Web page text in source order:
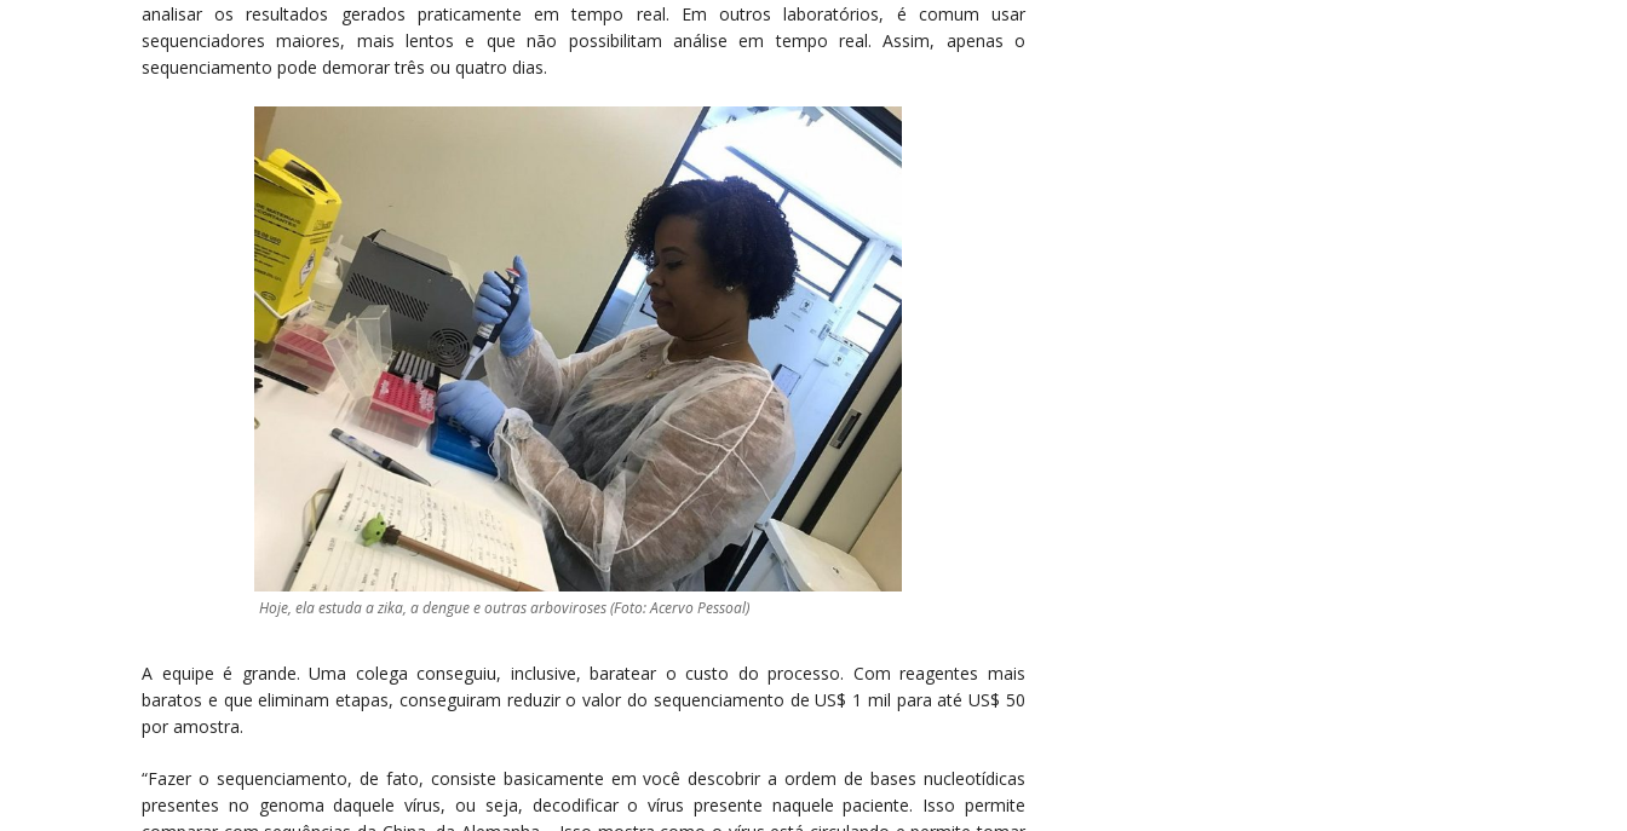
analisar os resultados gerados praticamente em tempo real. Em outros laboratórios, é comum usar
sequenciadores maiores, mais lentos e que não possibilitam análise em tempo real. Assim, apenas o
sequenciamento pode demorar três ou quatro dias.
Hoje, ela estuda a zika, a dengue e outras arboviroses (Foto: Acervo Pessoal)
A equipe é grande. Uma colega conseguiu, inclusive, baratear o custo do processo. Com reagentes mais
baratos e que eliminam etapas, conseguiram reduzir o valor do sequenciamento de US$ 1 mil para até US$ 50
por amostra.
“Fazer o sequenciamento, de fato, consiste basicamente em você descobrir a ordem de bases nucleotídicas
presentes no genoma daquele vírus, ou seja, decodificar o vírus presente naquele paciente. Isso permite